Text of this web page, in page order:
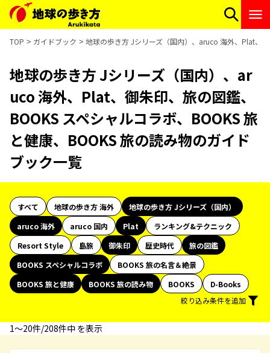
TOP ガイドブック 地球の歩き方 Jシリーズ（国内）、aruco 海外、Plat、
地球の歩き方 Jシリーズ（国内）、ar
uco 海外、Plat、御朱印、旅の図鑑、
BOOKS スペシャルコラボ、BOOKS 旅
と健康、BOOKS 旅の読み物のガイド
ブック一覧
すべて 地球の歩き方 海外
地球の歩き方 Jシリーズ（国内）
aruco 海外
aruco 国内 Plat
ランキング&テクニック
Resort Style
島旅 御朱印 歴史時代
旅の図鑑
BOOKS スペシャルコラボ
BOOKS 旅の名言＆絶景
BOOKS 旅と健康
BOOKS 旅の読み物 BOOKS
D-Books
絞り込み条件を追加
1〜20件/208件中 を表示